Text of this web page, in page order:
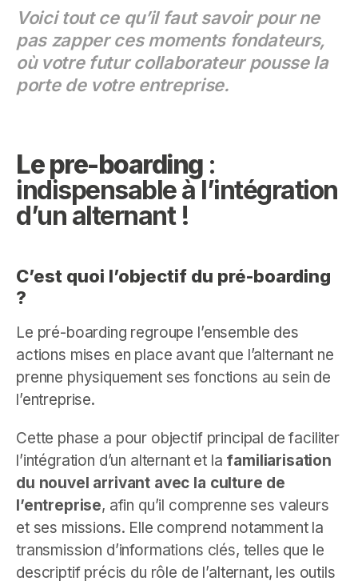
Voici tout ce qu’il faut savoir pour ne
pas zapper ces moments fondateurs,
où votre futur collaborateur pousse la
porte de votre entreprise.
Le pre-boarding:
indispensable à l’intégration
d’un alternant !
C’est quoi l’objectif du pré-boarding
?
Le pré-boarding regroupe l’ensemble des
actions mises en place avant que l’alternant ne
prenne physiquement ses fonctions au sein de
l’entreprise.
Cette phase a pour objectif principal de faciliter
l’intégration d’un alternant et la familiarisation
du nouvel arrivant avec la culture de
l’entreprise, afin qu’il comprenne ses valeurs
et ses missions. Elle comprend notamment la
transmission d’informations clés, telles que le
descriptif précis du rôle de l’alternant, les outils